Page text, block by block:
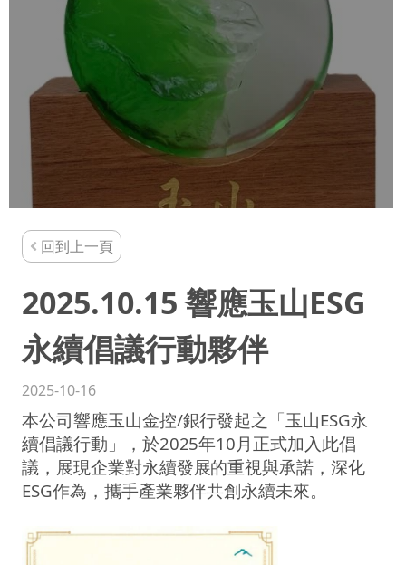
回到上一頁
2025.10.15 響應玉山ESG
永續倡議行動夥伴
2025-10-16
本公司響應玉山金控/銀行發起之「玉山ESG永
續倡議行動」，於2025年10月正式加入此倡
議，展現企業對永續發展的重視與承諾 ，深化
ESG作為，攜手產業夥伴共創永續未來。